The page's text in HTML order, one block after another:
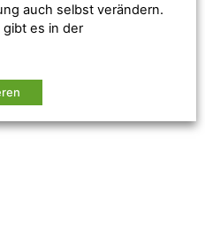
Froschschenkel oder
auch selbst verändern.
es in der